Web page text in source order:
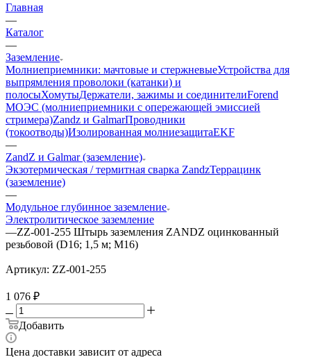
Главная
—
Каталог
—
Заземление
Молниеприемники: мачтовые и стержневыеУстройства для
выпрямления проволоки (катанки) и
полосыХомутыДержатели, зажимы и соединителиForend
МОЭС (молниеприемники с опережающей эмиссией
стримера)Zandz и GalmarПроводники
(токоотводы)Изолированная молниезащитаEKF
—
ZandZ и Galmar (заземление)
Экзотермическая / термитная сварка ZandzТеррацинк
(заземление)
—
Модульное глубинное заземление
Электролитическое заземление
—ZZ-001-255 Штырь заземления ZANDZ оцинкованный
резьбовой (D16; 1,5 м; М16)
Артикул: ZZ-001-255
1 076 ₽
Добавить
Цена доставки зависит от адреса